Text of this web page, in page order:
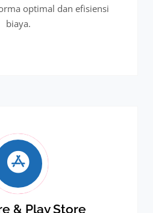
optimal dan efisiensi
biaya.
& Play Store